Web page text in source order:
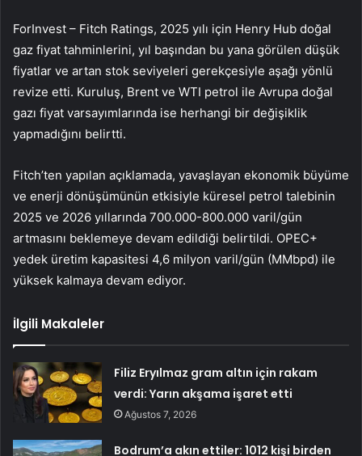
ForInvest – Fitch Ratings, 2025 yılı için Henry Hub doğal
gaz fiyat tahminlerini, yıl başından bu yana görülen düşük
fiyatlar ve artan stok seviyeleri gerekçesiyle aşağı yönlü
revize etti. Kuruluş, Brent ve WTI petrol ile Avrupa doğal
gazı fiyat varsayımlarında ise herhangi bir değişiklik
yapmadığını belirtti.
Fitch’ten yapılan açıklamada, yavaşlayan ekonomik büyüme
ve enerji dönüşümünün etkisiyle küresel petrol talebinin
2025 ve 2026 yıllarında 700.000-800.000 varil/gün
artmasını beklemeye devam edildiği belirtildi. OPEC+
yedek üretim kapasitesi 4,6 milyon varil/gün (MMbpd) ile
yüksek kalmaya devam ediyor.
İlgili Makaleler
Filiz Eryılmaz gram altın için rakam
verdi: Yarın akşama işaret etti
Ağustos 7, 2026
Bodrum’a akın ettiler: 1012 kişi birden